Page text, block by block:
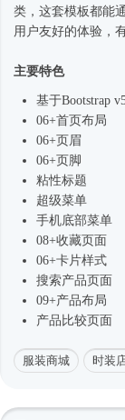
类，这套模板都能
用户友好的体验，
主要特色
基于Bootstrap
06+首页布局
06+页眉
06+页脚
粘性标题
超级菜单
手机底部菜单
08+收藏页面
06+卡片样式
搜索产品页面
09+产品布局
产品比较页面
服装商城 时装